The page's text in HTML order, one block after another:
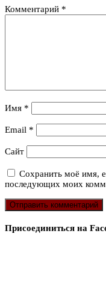
Комментарий *
Имя *
Email *
Сайт
Сохранить моё имя,
последующих моих
Присоединиться на